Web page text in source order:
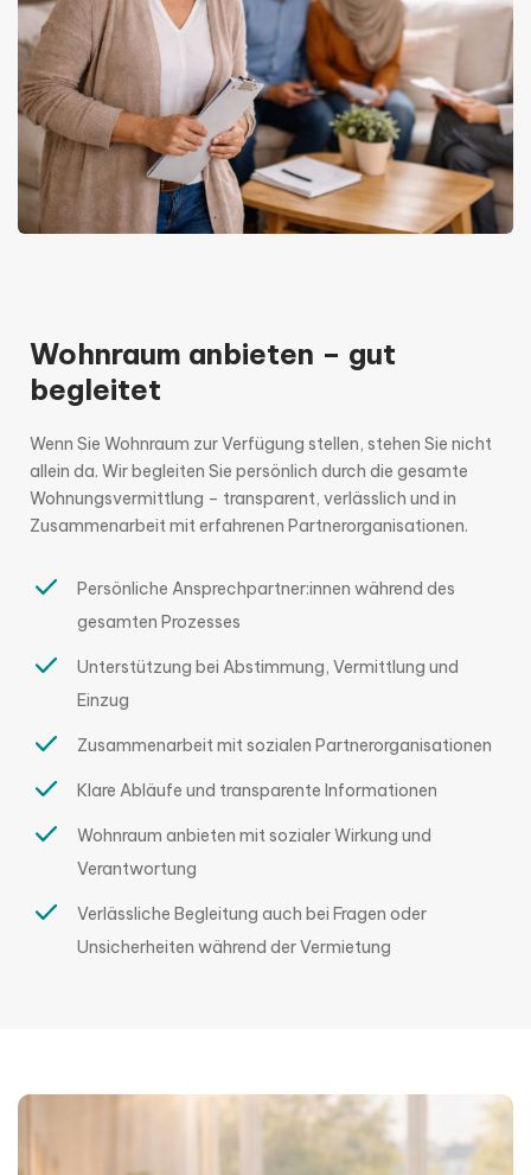
Wohnraum anbieten – gut
begleitet
Wenn Sie Wohnraum zur Verfügung stellen, stehen Sie nicht
allein da. Wir begleiten Sie persönlich durch die gesamte
Wohnungsvermittlung – transparent, verlässlich und in
Zusammenarbeit mit erfahrenen Partnerorganisationen.
Persönliche Ansprechpartner:innen während des
gesamten Prozesses
Unterstützung bei Abstimmung, Vermittlung und
Einzug
Zusammenarbeit mit sozialen Partnerorganisationen
Klare Abläufe und transparente Informationen
Wohnraum anbieten mit sozialer Wirkung und
Verantwortung
Verlässliche Begleitung auch bei Fragen oder
Unsicherheiten während der Vermietung